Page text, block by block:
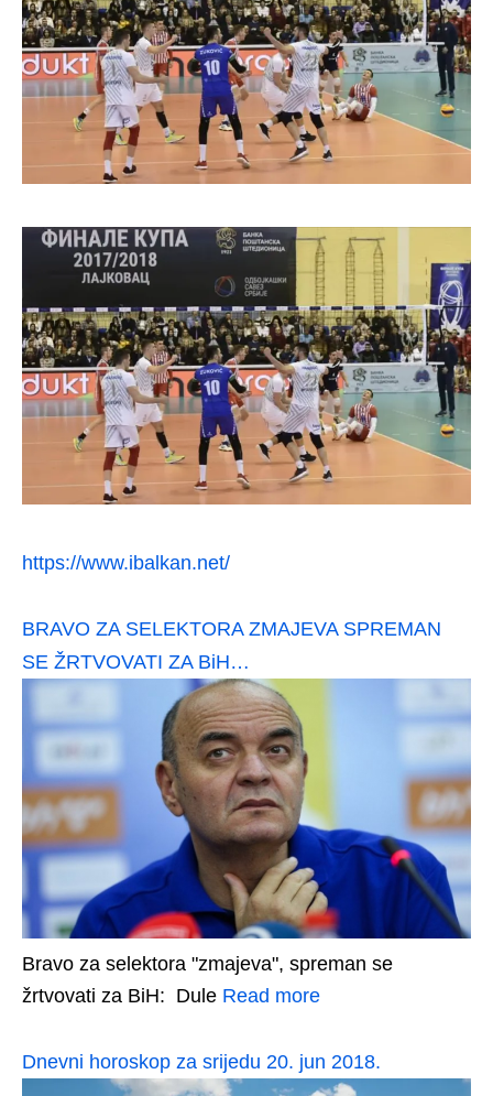
https://www.ibalkan.net/
BRAVO ZA SELEKTORA ZMAJEVA SPREMAN
SE ŽRTVOVATI ZA BiH…
Bravo za selektora "zmajeva", spreman se
žrtvovati za BiH: Dule Read more
Dnevni horoskop za srijedu 20. jun 2018.